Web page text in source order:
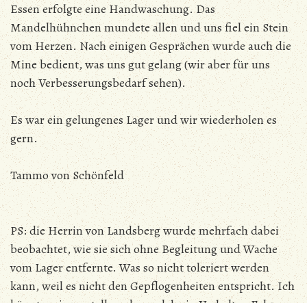
Essen erfolgte eine Handwaschung. Das
Mandelhühnchen mundete allen und uns fiel ein Stein
vom Herzen. Nach einigen Gesprächen wurde auch die
Mine bedient, was uns gut gelang (wir aber für uns
noch Verbesserungsbedarf sehen).
Es war ein gelungenes Lager und wir wiederholen es
gern.
Tammo von Schönfeld
PS: die Herrin von Landsberg wurde mehrfach dabei
beobachtet, wie sie sich ohne Begleitung und Wache
vom Lager entfernte. Was so nicht toleriert werden
kann, weil es nicht den Gepflogenheiten entspricht. Ich